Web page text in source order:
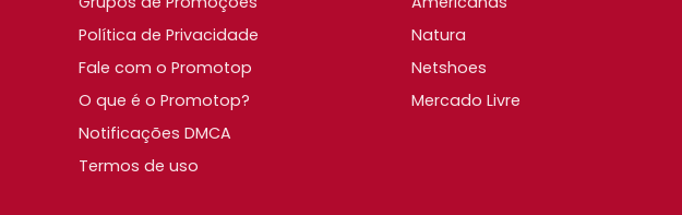
Política de Privacidade
Fale com o Promotop
O que é o Promotop?
Notificações DMCA
Termos de uso
Natura
Netshoes
Mercado Livre